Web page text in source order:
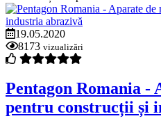
19.05.2020
8173 vizualizări
Pentagon Romania -
pentru construcții și